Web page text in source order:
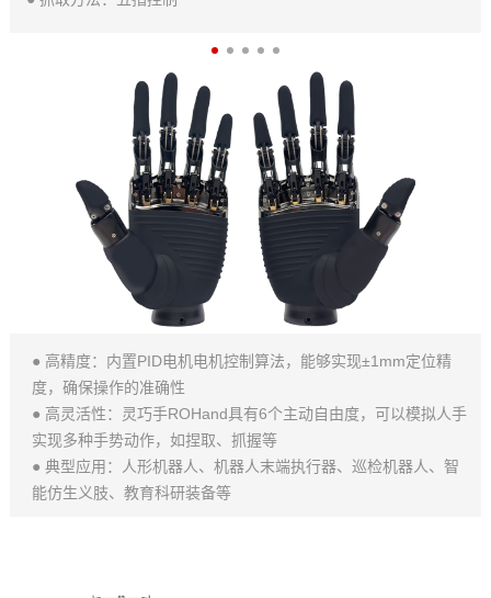
● 高精度：内置PID电机电机控制算法，能够实现±1mm定位精
度，确保操作的准确性
● 高灵活性：灵巧手ROHand具有6个主动自由度，可以模拟人手
实现多种手势动作，如捏取、抓握等
● 典型应用：人形机器人、机器人末端执行器、巡检机器人、智
能仿生义肢、教育科研装备等